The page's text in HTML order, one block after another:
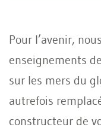
Pour l’avenir,
enseignements
sur les mers du
autrefois
constructeur de